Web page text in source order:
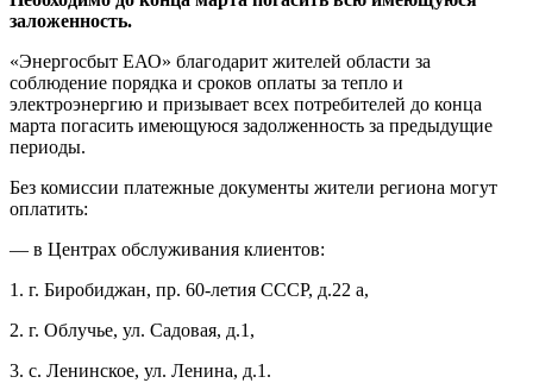
заложенность.
«Энергосбыт ЕАО» благодарит жителей области за
соблюдение порядка и сроков оплаты за тепло и
электроэнергию и призывает всех потребителей до конца
марта погасить имеющуюся задолженность за предыдущие
периоды.
Без комиссии платежные документы жители региона могут
оплатить:
— в Центрах обслуживания клиентов:
1. г. Биробиджан, пр. 60-летия СССР, д.22 а,
2. г. Облучье, ул. Садовая, д.1,
3. с. Ленинское, ул. Ленина, д.1.